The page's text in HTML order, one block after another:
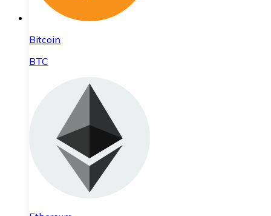
Bitcoin
BTC